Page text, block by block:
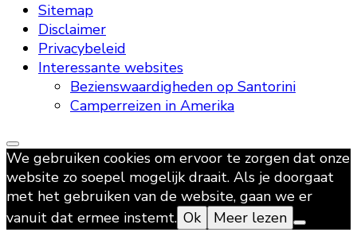
Sitemap
Disclaimer
Privacybeleid
Interessante websites
Bezienswaardigheden op Santorini
Camperreizen in Amerika
We gebruiken cookies om ervoor te zorgen dat onze
website zo soepel mogelijk draait. Als je doorgaat
met het gebruiken van de website, gaan we er
vanuit dat ermee instemt. Ok Meer lezen